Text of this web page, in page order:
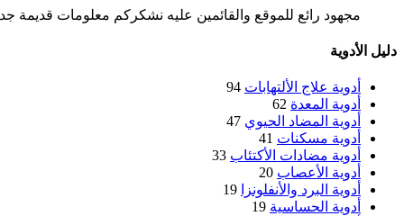
مجهود رائع للموقع والقائمين عليه نشكركم معلومات قديمة
دليل الأدوية
أدوية علاج الألتهابات 94
أدوية المعدة 62
أدوية المضاد الحيوي 47
أدوية مسكنات 41
أدوية مضادات الأكتئاب 33
أدوية الأعصاب 20
أدوية البرد والأنفلونزا
19
أدوية الحساسية 19